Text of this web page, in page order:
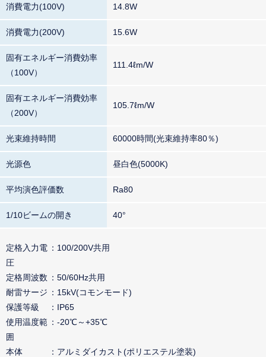
消費電力(100V) 14.8W
消費電力(200V) 15.6W
固有エネルギー消費効率
（100V）
111.4ℓm/W
固有エネルギー消費効率
（200V）
105.7ℓm/W
光束維持時間 60000時間(光束維持率80％)
光源色 昼白色(5000K)
平均演色評価数 Ra80
1/10ビームの開き 40°
定格入力電
圧
100/200V共用
定格周波数
50/60Hz共用
耐雷サージ
15kV(コモンモード)
保護等級
IP65
使用温度範
囲
-20℃～+35℃
本体
アルミダイカスト(ポリエステル塗装)